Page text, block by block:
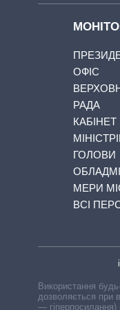
ОФІС
РАДА
КАБІНЕТ
ГОЛОВИ
МЕРИ
ВСІ
Використання
дозволяється при
—